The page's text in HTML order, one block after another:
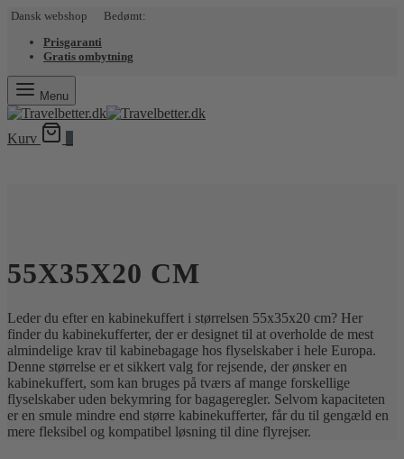
Dansk webshop Bedømt:
Prisgaranti
Gratis ombytning
Menu
Kurv
55X35X20 CM
Leder du efter en kabinekuffert i størrelsen 55x35x20 cm? Her
finder du kabinekufferter, der er designet til at overholde de mest
almindelige krav til kabinebagage hos flyselskaber i hele Europa.
Denne størrelse er et sikkert valg for rejsende, der ønsker en
kabinekuffert, som kan bruges på tværs af mange forskellige
flyselskaber uden bekymring for bagageregler. Selvom kapaciteten
er en smule mindre end større kabinekufferter, får du til gengæld en
mere fleksibel og kompatibel løsning til dine flyrejser.